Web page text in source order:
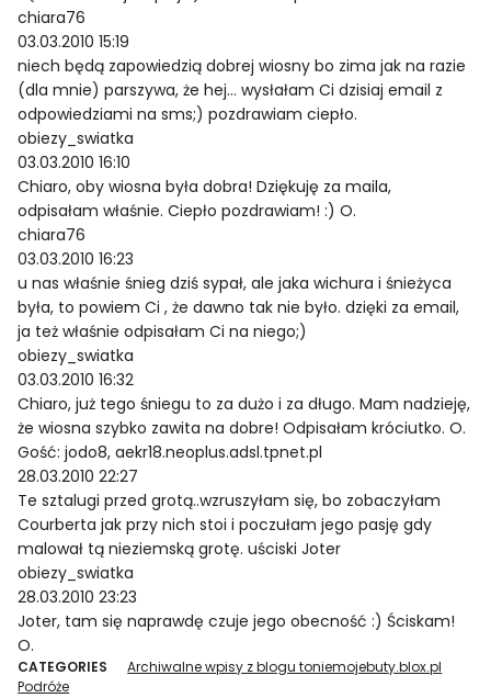
chiara76
03.03.2010 15:19
niech będą zapowiedzią dobrej wiosny bo zima jak na razie
(dla mnie) parszywa, że hej… wysłałam Ci dzisiaj email z
odpowiedziami na sms;) pozdrawiam ciepło.
obiezy_swiatka
03.03.2010 16:10
Chiaro, oby wiosna była dobra! Dziękuję za maila,
odpisałam właśnie. Ciepło pozdrawiam! :) O.
chiara76
03.03.2010 16:23
u nas właśnie śnieg dziś sypał, ale jaka wichura i śnieżyca
była, to powiem Ci , że dawno tak nie było. dzięki za email,
ja też właśnie odpisałam Ci na niego;)
obiezy_swiatka
03.03.2010 16:32
Chiaro, już tego śniegu to za dużo i za długo. Mam nadzieję,
że wiosna szybko zawita na dobre! Odpisałam króciutko. O.
Gość: jodo8, aekr18.neoplus.adsl.tpnet.pl
28.03.2010 22:27
Te sztalugi przed grotą..wzruszyłam się, bo zobaczyłam
Courberta jak przy nich stoi i poczułam jego pasję gdy
malował tą nieziemską grotę. uściski Joter
obiezy_swiatka
28.03.2010 23:23
Joter, tam się naprawdę czuje jego obecność :) Ściskam!
O.
CATEGORIES
Archiwalne wpisy z blogu toniemojebuty.blox.pl
Podróże